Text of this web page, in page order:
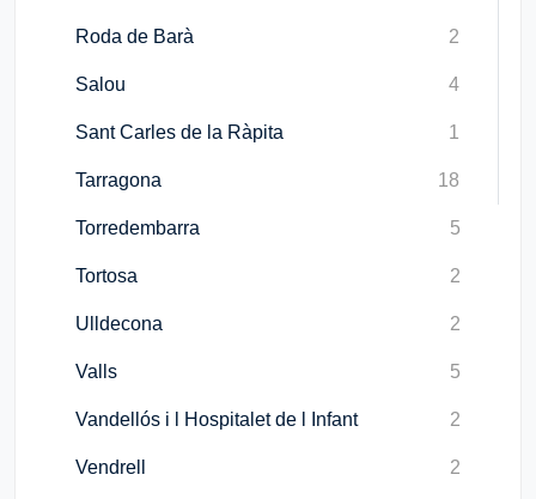
Roda de Barà 2
Salou 4
Sant Carles de la Ràpita 1
Tarragona 18
Torredembarra 5
Tortosa 2
Ulldecona 2
Valls 5
Vandellós i l Hospitalet de l Infant 2
Vendrell 2